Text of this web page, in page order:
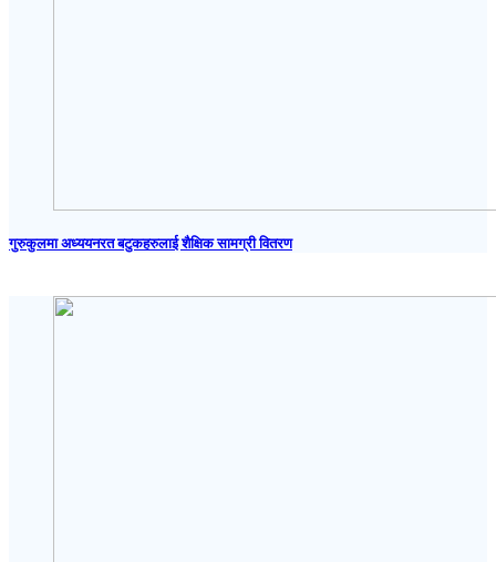
गुरुकुलमा अध्ययनरत बटुकहरुलाई शैक्षिक सामग्री वितरण